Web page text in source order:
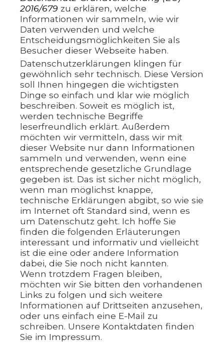
2016/679 zu erklären, welche
Informationen wir sammeln, wie wir
Daten verwenden und welche
Entscheidungsmöglichkeiten Sie als
Besucher dieser Webseite haben.
Datenschutzerklärungen klingen für
gewöhnlich sehr technisch. Diese Version
soll Ihnen hingegen die wichtigsten
Dinge so einfach und klar wie möglich
beschreiben. Soweit es möglich ist,
werden technische Begriffe
leserfreundlich erklärt. Außerdem
möchten wir vermitteln, dass wir mit
dieser Website nur dann Informationen
sammeln und verwenden, wenn eine
entsprechende gesetzliche Grundlage
gegeben ist. Das ist sicher nicht möglich,
wenn man möglichst knappe,
technische Erklärungen abgibt, so wie sie
im Internet oft Standard sind, wenn es
um Datenschutz geht. Ich hoffe Sie
finden die folgenden Erläuterungen
interessant und informativ und vielleicht
ist die eine oder andere Information
dabei, die Sie noch nicht kannten.
Wenn trotzdem Fragen bleiben,
möchten wir Sie bitten den vorhandenen
Links zu folgen und sich weitere
Informationen auf Drittseiten anzusehen,
oder uns einfach eine E-Mail zu
schreiben. Unsere Kontaktdaten finden
Sie im Impressum.